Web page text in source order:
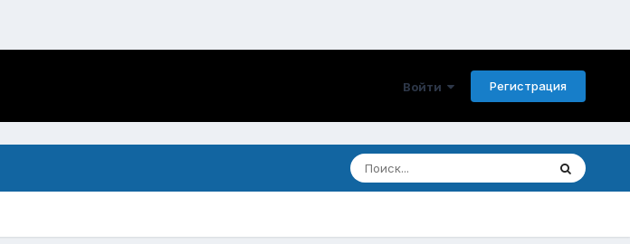
Войти Регистрация